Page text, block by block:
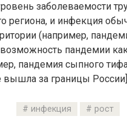
заболеваемости
региона, и инфекция
(например,
пандемии
пандемия сыпного
вышла за границы
инфекция рост